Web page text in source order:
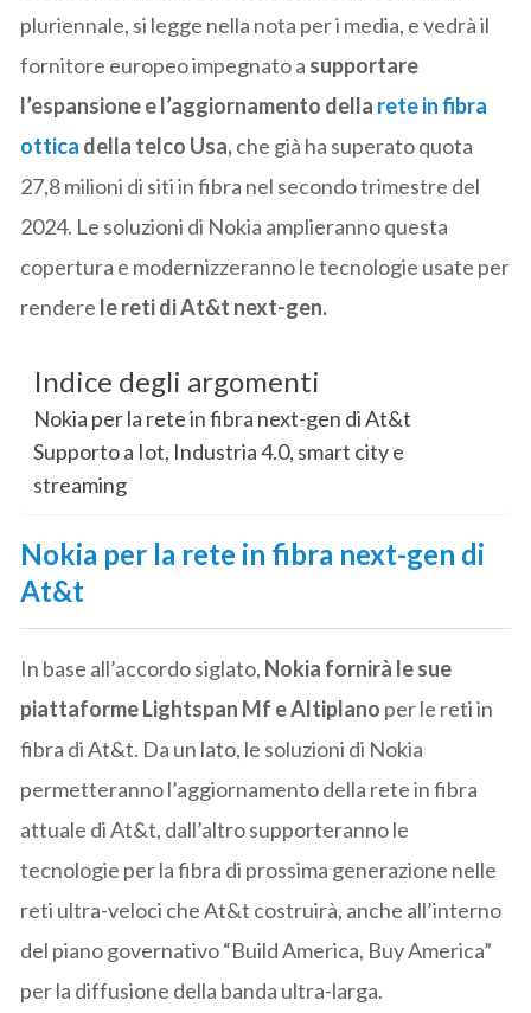
pluriennale, si legge nella nota per i media, e vedrà il
fornitore europeo impegnato a supportare
l’espansione e l’aggiornamento della rete in fibra
ottica della telco Usa,che già ha superato quota
27,8 milioni di siti in fibra nel secondo trimestre del
2024. Le soluzioni di Nokia amplieranno questa
copertura e modernizzeranno le tecnologie usate per
rendere le reti di At&t next-gen.
Indice degli argomenti
Nokia per la rete in fibra next-gen di At&t
Supporto a Iot, Industria 4.0, smart city e
streaming
Nokia per la rete in fibra next-gen di
At&t
In base all’accordo siglato, Nokia fornirà le sue
piattaforme Lightspan Mf e Altiplano per le reti in
fibra di At&t. Da un lato, le soluzioni di Nokia
permetteranno l’aggiornamento della rete in fibra
attuale di At&t, dall’altro supporteranno le
tecnologie per la fibra di prossima generazione nelle
reti ultra-veloci che At&t costruirà, anche all’interno
del piano governativo “Build America, Buy America”
per la diffusione della banda ultra-larga.